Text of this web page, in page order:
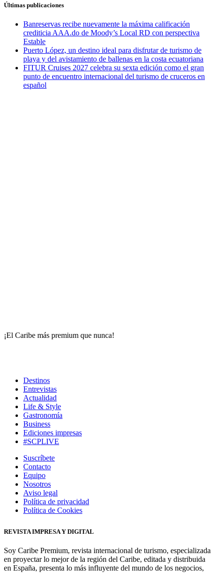
Últimas publicaciones
Banreservas recibe nuevamente la máxima calificación
crediticia AAA.do de Moody’s Local RD con perspectiva
Estable
Puerto López, un destino ideal para disfrutar de turismo de
playa y del avistamiento de ballenas en la costa ecuatoriana
FITUR Cruises 2027 celebra su sexta edición como el gran
punto de encuentro internacional del turismo de cruceros en
español
¡El Caribe más premium que nunca!
Destinos
Entrevistas
Actualidad
Life & Style
Gastronomía
Business
Ediciones impresas
#SCPLIVE
Suscríbete
Contacto
Equipo
Nosotros
Aviso legal
Política de privacidad
Política de Cookies
REVISTA IMPRESA Y DIGITAL
Soy Caribe Premium, revista internacional de turismo, especializada
en proyectar lo mejor de la región del Caribe, editada y distribuida
en España, presenta lo más influyente del mundo de los negocios,